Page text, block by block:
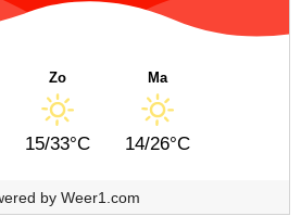
Zo
15/33°C
Ma
14/26°C
by Weer1.com